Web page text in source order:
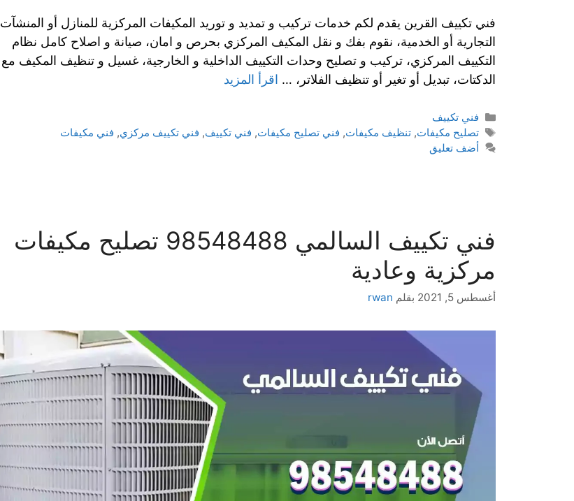
فني تكييف القرين يقدم لكم خدمات تركيب و تمديد و توريد المكيفات المركزية للمنازل أو المنشآت
التجارية أو الخدمية، نقوم بفك و نقل المكيف المركزي بحرص و امان، صيانة و اصلاح كامل نظام
التكييف المركزي، تركيب و تصليح وحدات التكييف الداخلية و الخارجية، غسيل و تنظيف المكيف مع
الدكتات، تبديل أو تغير أو تنظيف الفلاتر، … اقرأ المزيد
فني تكييف
تصليح مكيفات,تنظيف مكيفات, فني تصليح مكيفات, فني تكييف, فني تكييف مركزي, فني مكيفات
أضف تعليق
فني تكييف السالمي 98548488 تصليح مكيفات
مركزية وعادية
أغسطس 5, 2021 بقلم rwan